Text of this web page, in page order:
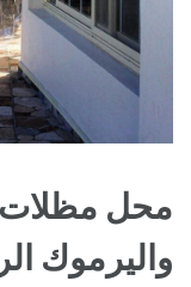
محل مظلات
واليرموك